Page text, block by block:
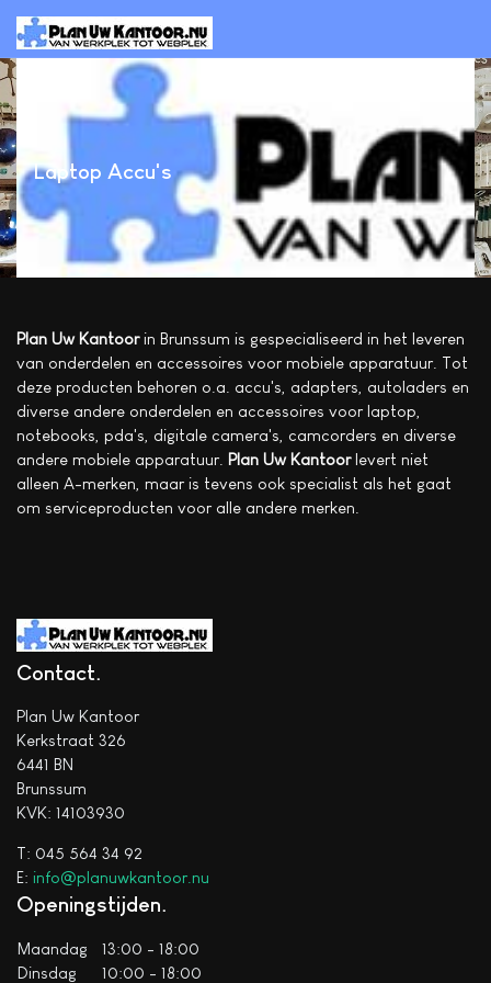
Laptop Accu's
Plan Uw Kantoorin Brunssum is gespecialiseerd in het leveren
van onderdelen en accessoires voor mobiele apparatuur. Tot
deze producten behoren o.a. accu's, adapters, autoladers en
diverse andere onderdelen en accessoires voor laptop,
notebooks, pda's, digitale camera's, camcorders en diverse
andere mobiele apparatuur. Plan Uw Kantoorlevert niet
alleen A-merken, maar is tevens ook specialist als het gaat
om serviceproducten voor alle andere merken.
Contact
Plan Uw Kantoor
Kerkstraat 326
6441 BN
Brunssum
KVK: 14103930
T: 045 564 34 92
E: info@planuwkantoor.nu
Openingstijden
Maandag
Dinsdag
13:00 - 18:00
10:00 - 18:00